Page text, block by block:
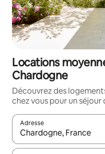
Locations
Chardogne
Découvrez des
chez vous pour un séjour
Adresse
Lorsque les résultats